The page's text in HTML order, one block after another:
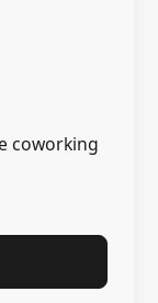
coworking